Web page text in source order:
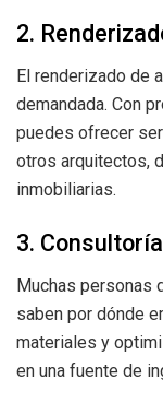
2.
El renderizado de
demandada. Con
puedes ofrecer
otros arquitectos,
inmobiliarias.
3.
Muchas personas
saben por dónde
materiales y
en una fuente de